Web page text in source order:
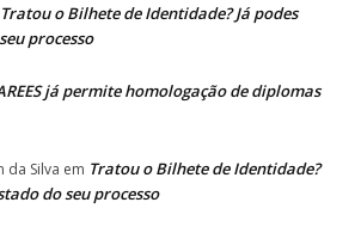
Tratou o Bilhete de Identidade? Já podes
processo
já permite homologação de diplomas
da Silva em Tratou o Bilhete de Identidade?
do seu processo